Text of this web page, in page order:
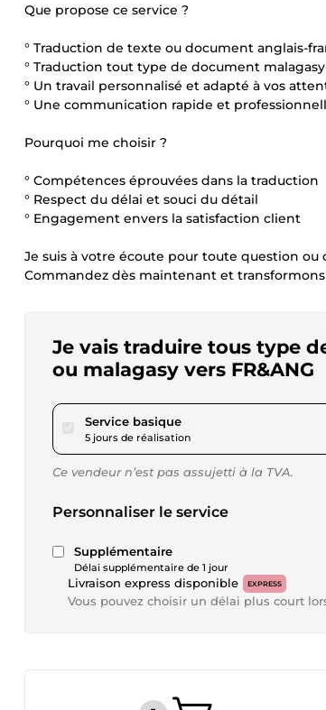
Que propose ce service ?
° Traduction de texte ou document anglais-
° Traduction tout type de document
° Un travail personnalisé et adapté à vos
° Une communication rapide et
Pourquoi me choisir ?
° Compétences éprouvées dans la traduction
° Respect du délai et souci du détail
° Engagement envers la satisfaction client
Je suis à votre écoute pour toute question ou
Commandez dès maintenant et
Je vais traduire tous type
ou malagasy vers FR&ANG
Service basiquepour 17,34 $US
5 jours de réalisation
Ce vendeur n’est pas assujetti à la TVA.
Personnaliser le service
Supplémentaire
Délai supplémentaire de 1 jour
Livraison express disponible EXPRESS
Vous pouvez choisir un délai plus court